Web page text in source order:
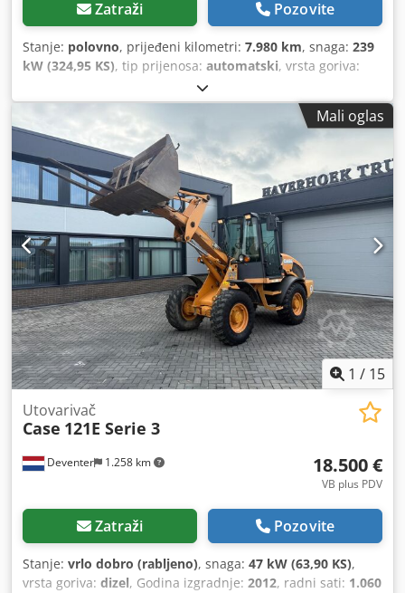
Zatraži Pozovite
Stanje: polovno, prijeđeni kilometri: 7.980 km, snaga: 239
kW (324,95 KS), tip prijenosa: automatski, vrsta goriva:
, prva registracija:
izgradnje:2013, Oprema:klima-uređaj,
Mali oglas
1 / 15
Deventer 1.258 km
Utovarivač
Case 121E Serie 3
18.500 €
VB plus PDV
Zatraži Pozovite
Stanje: vrlo dobro (rabljeno), snaga: 47 kW (63,90 KS),
vrsta goriva: dizel, Godina izgradnje: 2012, radni sati: 1.060